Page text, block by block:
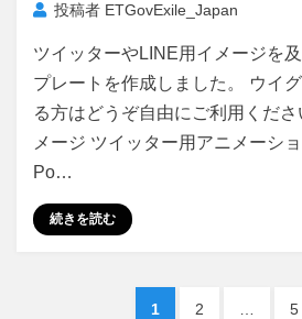
投稿者 ETGovExile_Japan
ツイッターやLINE用イメージを
プレートを作成しました。 ウイ
る方はどうぞ自由にご利用くだ
メージ ツイッター用アニメーシ
Po…
続きを読む
ペ
1
ペ
2
ペ
5